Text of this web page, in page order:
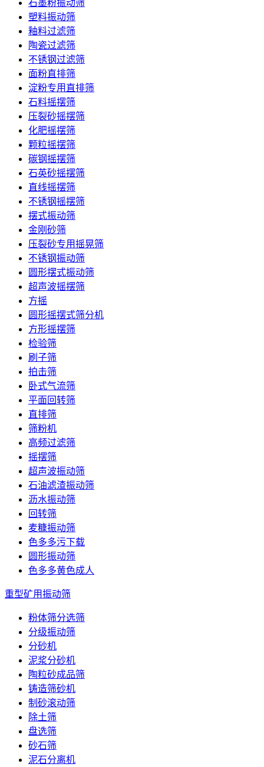
石墨粉振动筛
塑料振动筛
釉料过滤筛
陶瓷过滤筛
不锈钢过滤筛
面粉直排筛
淀粉专用直排筛
石料摇摆筛
压裂砂摇摆筛
化肥摇摆筛
颗粒摇摆筛
碳钢摇摆筛
石英砂摇摆筛
直线摇摆筛
不锈钢摇摆筛
摆式振动筛
金刚砂筛
压裂砂专用摇晃筛
不锈钢振动筛
圆形摆式振动筛
超声波摇摆筛
方摇
圆形摇摆式筛分机
方形摇摆筛
检验筛
刷子筛
拍击筛
卧式气流筛
平面回转筛
直排筛
筛粉机
高频过滤筛
摇摆筛
超声波振动筛
石油滤渣振动筛
沥水振动筛
回转筛
麦糠振动筛
色多多污下载
圆形振动筛
色多多黄色成人
重型矿用振动筛
粉体筛分选筛
分级振动筛
分砂机
泥浆分砂机
陶粒砂成品筛
铸造筛砂机
制砂滚动筛
除土筛
盘选筛
砂石筛
泥石分离机